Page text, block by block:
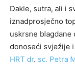
Dakle, sutra, ali i
iznadprosječno
uskrsne blagdane
donoseći svježije
HRT dr. sc. Petra